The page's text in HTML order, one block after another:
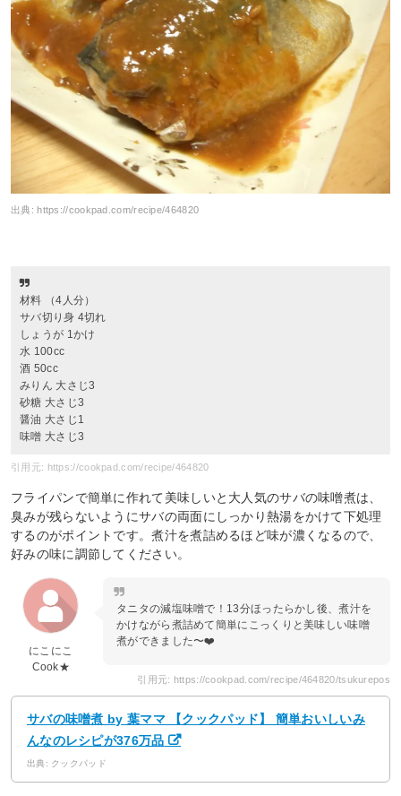
出典:https://cookpad.com/recipe/464820
材料 （4人分）
サバ切り身 4切れ
しょうが 1かけ
水 100cc
酒 50cc
みりん 大さじ3
砂糖 大さじ3
醤油 大さじ1
味噌 大さじ3
引用元: https://cookpad.com/recipe/464820
フライパンで簡単に作れて美味しいと大人気のサバの味噌煮は、
臭みが残らないようにサバの両面にしっかり熱湯をかけて下処理
するのがポイントです。煮汁を煮詰めるほど味が濃くなるので、
好みの味に調節してください。
にこにこ
Cook★
タニタの減塩味噌で！13分ほったらかし後、煮汁を
かけながら煮詰めて簡単にこっくりと美味しい味噌
煮ができました〜❤️
引用元: https://cookpad.com/recipe/464820/tsukurepos
サバの味噌煮 by 葉ママ 【クックパッド】 簡単おいしいみ
んなのレシピが376万品
出典: クックパッド